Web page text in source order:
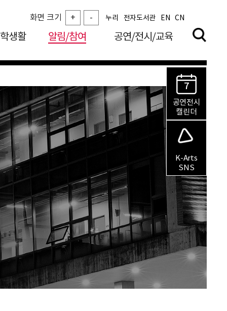
7
공연전시
캘린더
K-Arts
SNS
생활 알림/참여 공연/전시/교육
화면 크기 + - 누리 전자도서관 EN CN